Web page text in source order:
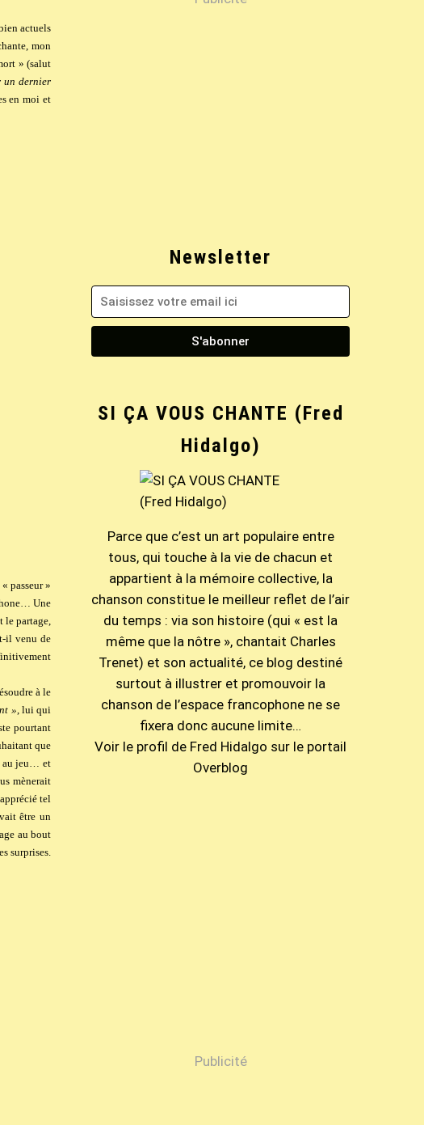
actuels
mon
» (salut
un dernier
en moi et
passeur »
Une
le partage,
il venu de
à le
» , lui qui
pourtant
que
au jeu… et
mènerait
tel
être un
au bout
surprises.
Newsletter
SI ÇA VOUS CHANTE (Fred
Hidalgo)
Parce que c’est un art populaire entre
tous, qui touche à la vie de chacun et
appartient à la mémoire collective, la
chanson constitue le meilleur reflet de l’air
du temps : via son histoire (qui « est la
même que la nôtre », chantait Charles
Trenet) et son actualité, ce blog destiné
surtout à illustrer et promouvoir la
chanson de l’espace francophone ne se
fixera donc aucune limite…
Voir le profil de Fred Hidalgo sur le portail
Overblog
Publicité